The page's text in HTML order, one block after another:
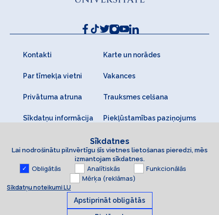
Kontakti Karte un norādes
Par tīmekļa vietni Vakances
Privātuma atruna Trauksmes celšana
Sīkdatņu informācija Piekļūstamības paziņojums
Sīkdatnes
Lai nodrošinātu pilnvērtīgu šīs vietnes lietošanas pieredzi, mēs
izmantojam sīkdatnes.
Obligātās Analītiskās
Funkcionālās
Mērķa (reklāmas)
Sīkdatņu noteikumi LU
Apstiprināt obligātās